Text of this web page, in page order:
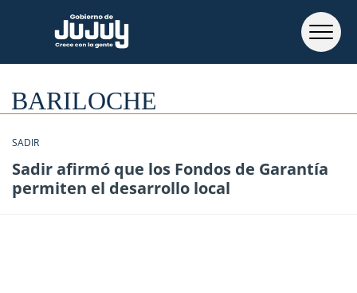
BARILOCHE
SADIR
Sadir afirmó que los Fondos de Garantía
permiten el desarrollo local